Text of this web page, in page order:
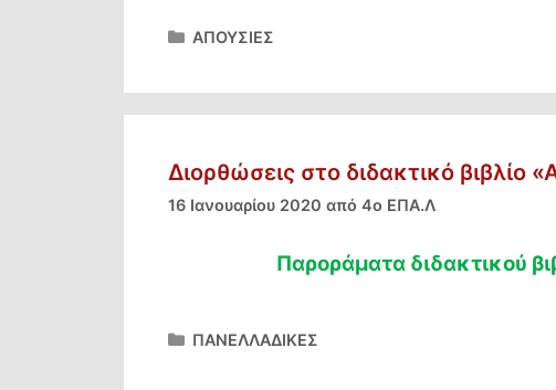
Κατηγορίες
ΑΠΟΥΣΙΕΣ
Διορθώσεις στο διδακτικό βιβλίο
16 Ιανουαρίου 2020 από 4ο ΕΠΑ.Λ
Παροράματα διδακτικού
Κατηγορίες
ΠΑΝΕΛΛΑΔΙΚΕΣ